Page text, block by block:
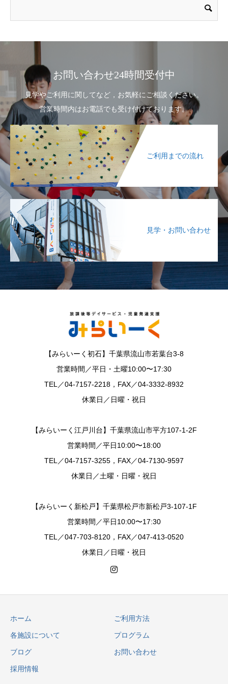
お問い合わせ24時間受付中
見学やご利用に関してなど，お気軽にご相談ください。
営業時間内はお電話でも受け付けております。
ご利用までの流れ
見学・お問い合わせ
【みらいーく初石】千葉県流山市若葉台3-8
営業時間／平日・土曜10:00〜17:30
TEL／04-7157-2218，FAX／04-3332-8932
休業日／日曜・祝日
【みらいーく江戸川台】千葉県流山市平方107-1-2F
営業時間／平日10:00〜18:00
TEL／04-7157-3255，FAX／04-7130-9597
休業日／土曜・日曜・祝日
【みらいーく新松戸】千葉県松戸市新松戸3-107-1F
営業時間／平日10:00〜17:30
TEL／047-703-8120，FAX／047-413-0520
休業日／日曜・祝日
ホーム ご利用方法
各施設について プログラム
ブログ お問い合わせ
採用情報